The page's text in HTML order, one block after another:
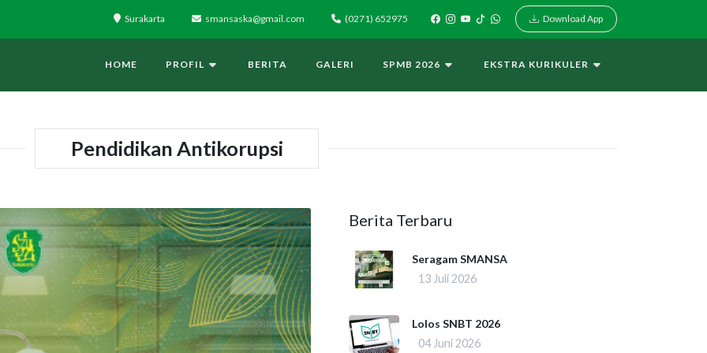
Surakarta smansaska@gmail.com (0271) 652975 Download App
HOME PROFIL BERITA GALERI SPMB 2026 EKSTRA KURIKULER
Pendidikan Antikorupsi
Berita Terbaru
Seragam SMANSA
13 Juli 2026
Lolos SNBT 2026
04 Juni 2026